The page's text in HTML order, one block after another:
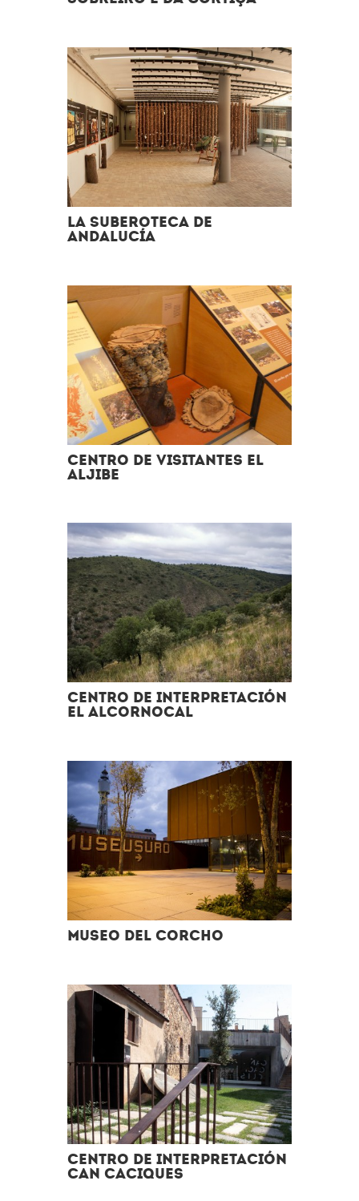
La Suberoteca de
Andalucía
Centro de Visitantes El
Aljibe
Centro de Interpretación
El Alcornocal
Museo del Corcho
Centro de Interpretación
Can Caciques